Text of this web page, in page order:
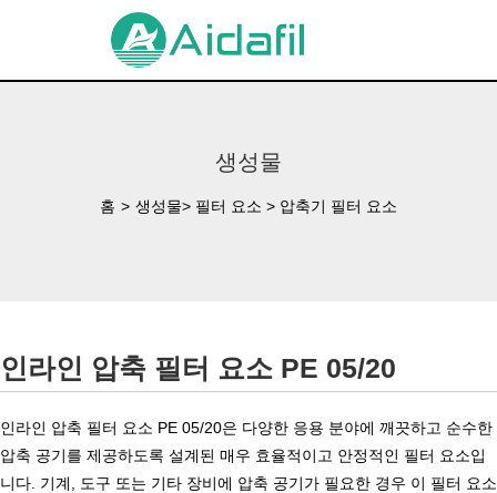
생성물
홈 > 생성물> 필터 요소 > 압축기 필터 요소
인라인 압축 필터 요소 PE 05/20
인라인 압축 필터 요소 PE 05/20은 다양한 응용 분야에 깨끗하고 순수한
압축 공기를 제공하도록 설계된 매우 효율적이고 안정적인 필터 요소입
니다. 기계, 도구 또는 기타 장비에 압축 공기가 필요한 경우 이 필터 요소